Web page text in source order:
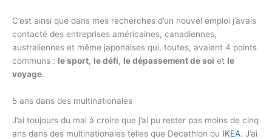
C’est ainsi que dans mes recherches d’un nouvel emploi j’avais
contacté des entreprises américaines, canadiennes,
australiennes et même japonaises qui, toutes, avaient 4 points
communs : le sport, le défi, le dépassement de soi et le
voyage.
5 ans dans des multinationales
J’ai toujours du mal à croire que j’ai pu rester pas moins de cinq
ans dans des multinationales telles que Decathlon ou IKEA. J’ai